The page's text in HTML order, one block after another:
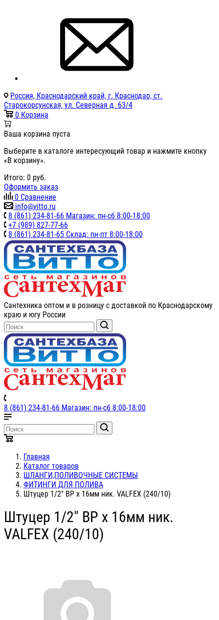
Россия, Краснодарский край, г. Краснодар, ст.
Старокорсунская, ул. Северная д. 63/4
0 Корзина
Ваша корзина пуста
Выберите в каталоге интересующий товар и нажмите кнопку
«В корзину».
Итого: 0 руб.
Оформить заказ
0 Сравнение
info@vitto.ru
8 (861) 234-81-66 Магазин: пн-сб 8:00-18:00
+7 (989) 827-77-66
8 (861) 234-81-65 Склад: пн-пт 8:00-18:00
Сантехника оптом и в розницу с доставкой по Краснодарскому
краю и югу России
8 (861) 234-81-66 Магазин: пн-сб 8:00-18:00
Главная
Каталог товаров
ШЛАНГИ,ПОЛИВОЧНЫЕ СИСТЕМЫ
ФИТИНГИ ДЛЯ ПОЛИВА
Штуцер 1/2" ВР х 16мм ник. VALFEX (240/10)
Штуцер 1/2" ВР х 16мм ник.
VALFEX (240/10)